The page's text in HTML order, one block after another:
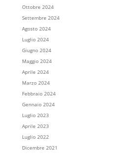
Ottobre 2024
Settembre 2024
Agosto 2024
Luglio 2024
Giugno 2024
Maggio 2024
Aprile 2024
Marzo 2024
Febbraio 2024
Gennaio 2024
Luglio 2023
Aprile 2023
Luglio 2022
Dicembre 2021